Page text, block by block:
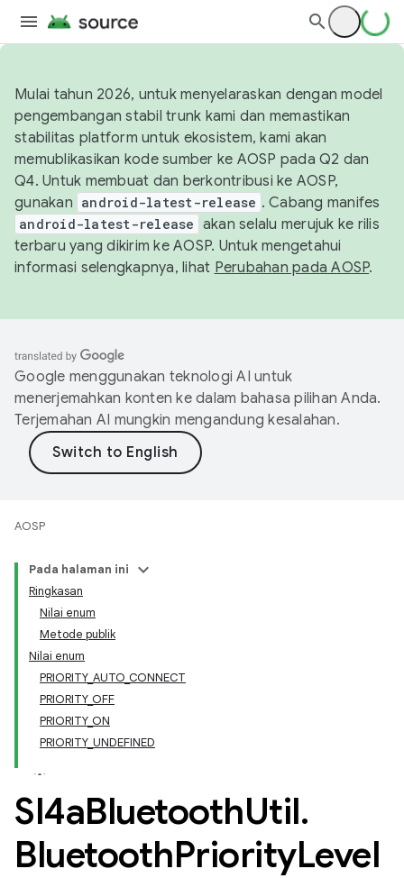
Mulai tahun 2026, untuk menyelaraskan dengan model
pengembangan stabil trunk kami dan memastikan
stabilitas platform untuk ekosistem, kami akan
memublikasikan kode sumber ke AOSP pada Q2 dan
Q4. Untuk membuat dan berkontribusi ke AOSP,
gunakan android-latest-release . Cabang manifes
android-latest-release akan selalu merujuk ke rilis
terbaru yang dikirim ke AOSP. Untuk mengetahui
informasi selengkapnya, lihat Perubahan pada AOSP.
Google menggunakan teknologi AI untuk
menerjemahkan konten ke dalam bahasa pilihan Anda.
Terjemahan AI mungkin mengandung kesalahan.
AOSP
Pada halaman ini
Ringkasan
Nilai enum
Metode publik
Nilai enum
PRIORITY_AUTO_CONNECT
PRIORITY_OFF
PRIORITY_ON
PRIORITY_UNDEFINED
Sl4aBluetoothUtil.
BluetoothPriorityLevel